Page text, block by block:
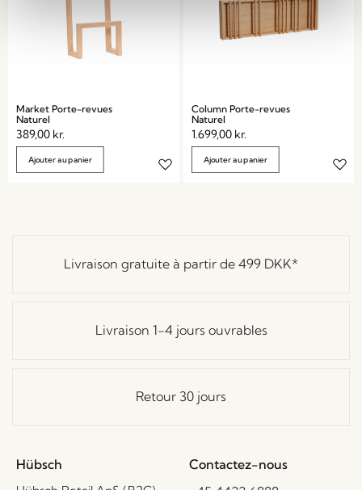
Market Porte-revues
Naturel
389,00 kr.
Ajouter au panier
Column Porte-revues
Naturel
1.699,00 kr.
Ajouter au panier
Livraison gratuite à partir de 499 DKK*
Livraison 1-4 jours ouvrables
Retour 30 jours
Hübsch
Contactez-nous